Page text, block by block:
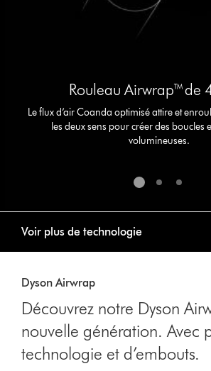
Rouleau Airwrap™ de
Le flux d’air Coanda optimisé attire et
les deux sens pour créer des boucles
volumineuses.
Voir plus de technologie
Dyson Airwrap
Découvrez notre Dyson
nouvelle génération. Avec
technologie et d’embouts.